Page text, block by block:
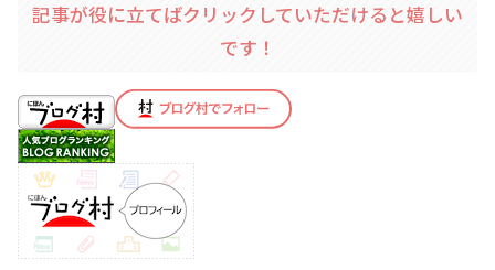
記事が役に立てばクリックしていただけると嬉しい
です！